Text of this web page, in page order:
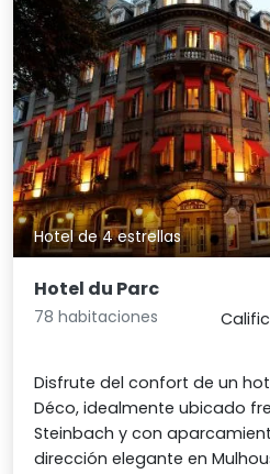
Hotel de 4 estrellas
Hotel du Parc
78 habitaciones
Disfrute del confort de un
Déco, idealmente ubicado
Steinbach y con
dirección elegante en